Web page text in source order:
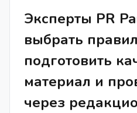
Эксперты PR
выбрать
подготовить
материал и
через